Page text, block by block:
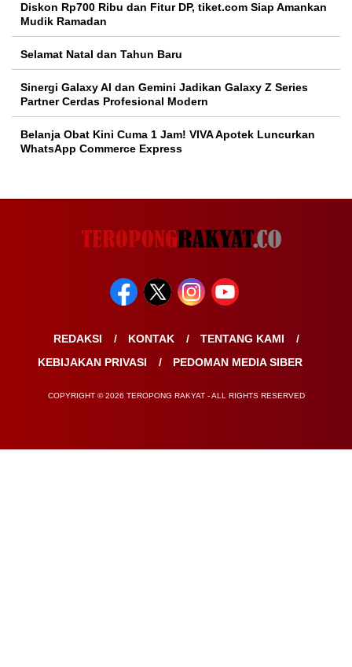
Diskon Rp700 Ribu dan Fitur DP, tiket.com Siap Amankan
Mudik Ramadan
Selamat Natal dan Tahun Baru
Sinergi Galaxy AI dan Gemini Jadikan Galaxy Z Series
Partner Cerdas Profesional Modern
Belanja Obat Kini Cuma 1 Jam! VIVA Apotek Luncurkan
WhatsApp Commerce Express
REDAKSI KONTAK
TENTANG KAMI
KEBIJAKAN PRIVASI
PEDOMAN MEDIA SIBER
COPYRIGHT © 2026 TEROPONG RAKYAT - ALL RIGHTS RESERVED